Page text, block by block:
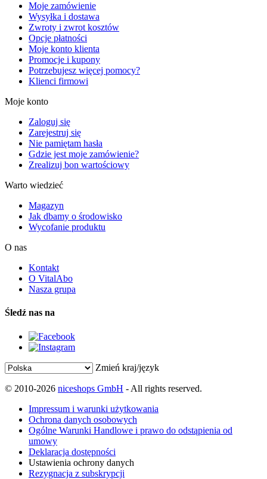
Moje zamówienie
Wysyłka i dostawa
Zwroty i zwrot kosztów
Opcje płatności
Moje konto klienta
Promocje i kupony
Potrzebujesz więcej pomocy?
Klienci firmowi
Moje konto
Zaloguj się
Zarejestruj się
Nie pamiętam hasła
Gdzie jest moje zamówienie?
Zrealizuj bon wartościowy
Warto wiedzieć
Magazyn
Jak dbamy o środowisko
Wycofanie produktu
O nas
Kontakt
O VitalAbo
Nasza grupa
Śledź nas na
Zmień kraj/język
© 2010-2026 niceshops GmbH - All rights reserved.
Impressum i warunki użytkowania
Ochrona danych osobowych
Ogólne Warunki Handlowe i prawo do odstąpienia od
umowy
Deklaracja dostępności
Ustawienia ochrony danych
Rezygnacja z subskrypcji